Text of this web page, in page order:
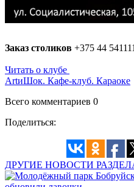
Заказ столиков +375 44
Читать о клубе
ArtиШок. Кафе-клуб. Караоке
Всего комментариев 0
Поделиться:
ДРУГИЕ НОВОСТИ